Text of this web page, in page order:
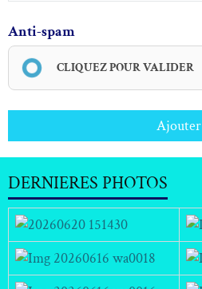
Anti-spam
CLIQUEZ POUR VALIDER
Ajouter
DERNIERES PHOTOS